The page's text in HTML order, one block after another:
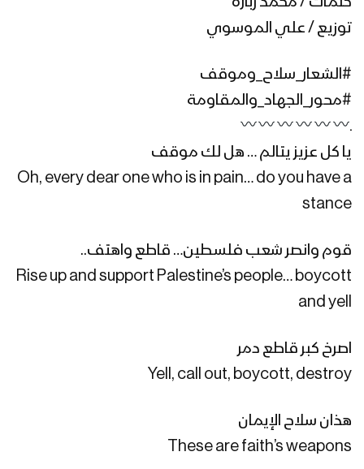
نشيد أصرخوا تكبيرا – فرقة أنصار الله 1445هـ
صرخة الأمة | كوكبة من المنشدين –
نشيد الصرخة – فرقة شباب الصمود 1444هـ
خدمة العدو – القول السديد 1444هـ
الشعار كشف زيف الأعداء – القول السديد
توزيع / علي الموسوي
#الشعار_سلاح_وموقف
#محور_الجهاد_والمقاومة
ـ
يا كل عزيز يتالم … هل لك موقف
Oh, every dear one who is in pain… do you have a
stance
قوم وانصر شعب فلسطين… قاطع واهتف..
Rise up and support Palestine’s people… boycott
and yell
اصرخ كبر قاطع دمر
Yell, call out, boycott, destroy
هذان سلاح الإيمان
These are faith’s weapons